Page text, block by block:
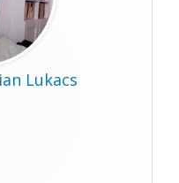
Lukacs